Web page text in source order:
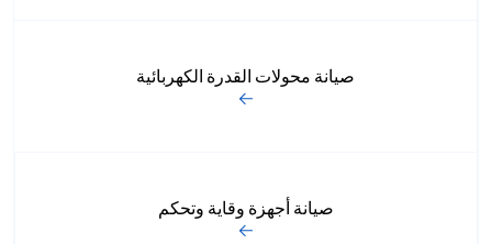
صيانة محولات القدرة الكهربائية
صيانة أجهزة وقاية وتحكم